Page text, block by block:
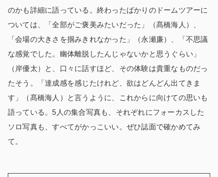
のかも詳細に語っている。終わったばかりのドームツアーに
ついては、「全部がご褒美みたいだった」（髙橋海人）、
「会場の大きさを掴みきれなかった」（永瀬廉）、「不思議
な感覚でした。幽体離脱したんじゃないかと思うぐらい」
（岸優太）と、口々に話すほど、その体験は貴重なものだっ
たそう。「達成感を感じたけれど、欲はどんどん出てきま
す」（髙橋海人）と言うように、これからに向けての思いも
語っている。5人の集合写真も、それぞれにフォーカスした
ソロ写真も、すべてがかっこいい。ぜひ誌面で確かめてみ
て。